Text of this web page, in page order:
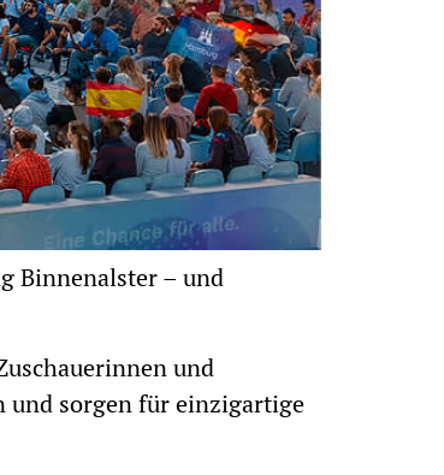
Binnenalster – und
und
und sorgen für einzigartige